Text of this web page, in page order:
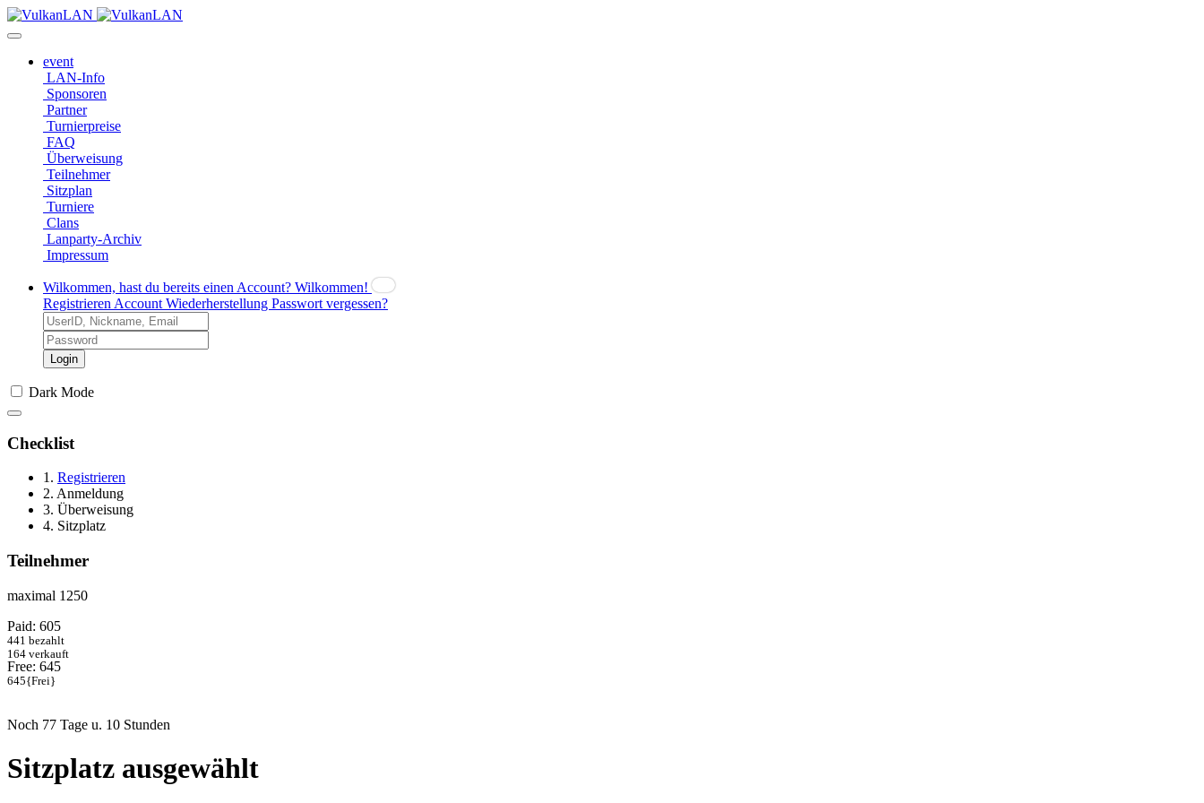
event
LAN-Info
Sponsoren
Partner
Turnierpreise
FAQ
Überweisung
Teilnehmer
Sitzplan
Turniere
Clans
Lanparty-Archiv
Impressum
Wilkommen, hast du bereits einen Account? Wilkommen!
Registrieren Account Wiederherstellung Passwort vergessen?
Login
Dark Mode
Checklist
1. Registrieren
2. Anmeldung
3. Überweisung
4. Sitzplatz
Teilnehmer
maximal 1250
Paid: 605
441 bezahlt
164 verkauft
Free: 645
645{Frei}
Noch 77 Tage u. 10 Stunden
Sitzplatz ausgewählt